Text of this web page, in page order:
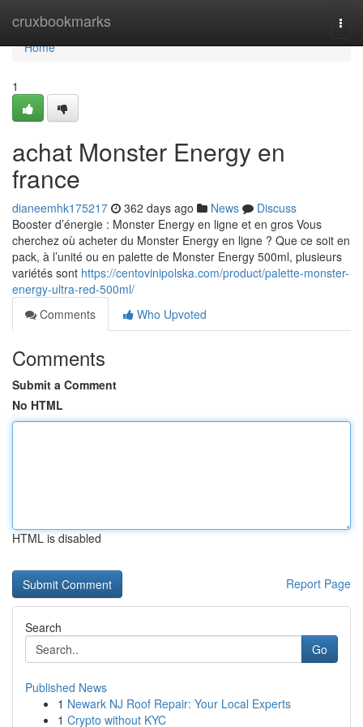
cruxbookmarks
Home
Home
1
achat Monster Energy en
france
dianeemhk175217 362 days ago News
Discuss
Booster d’énergie : Monster Energy en ligne et en gros Vous
cherchez où acheter du Monster Energy en ligne ? Que ce soit en
pack, à l’unité ou en palette de Monster Energy 500ml, plusieurs
variétés sont https://centovinipolska.com/product/palette-monster-
energy-ultra-red-500ml/
Comments
Who Upvoted
Comments
Submit a Comment
No HTML
HTML is disabled
Report Page
Search
Go
Published News
1 Newark NJ Roof Repair: Your Local Experts
1 Crypto without KYC